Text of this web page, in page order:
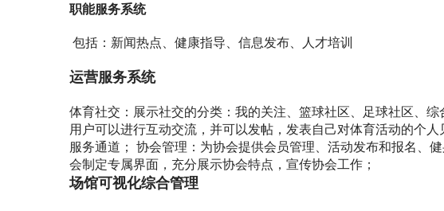
职能服务系统
包括：新闻热点、健康指导、信息发布、人才培训
运营服务系统
体育社交：展示社交的分类：我的关注、篮球社区、足球社区、
用户可以进行互动交流，并可以发帖，发表自己对体育活动的个
服务通道； 协会管理：为协会提供会员管理、活动发布和报名、
会制定专属界面，充分展示协会特点，宣传协会工作；
场馆可视化综合管理